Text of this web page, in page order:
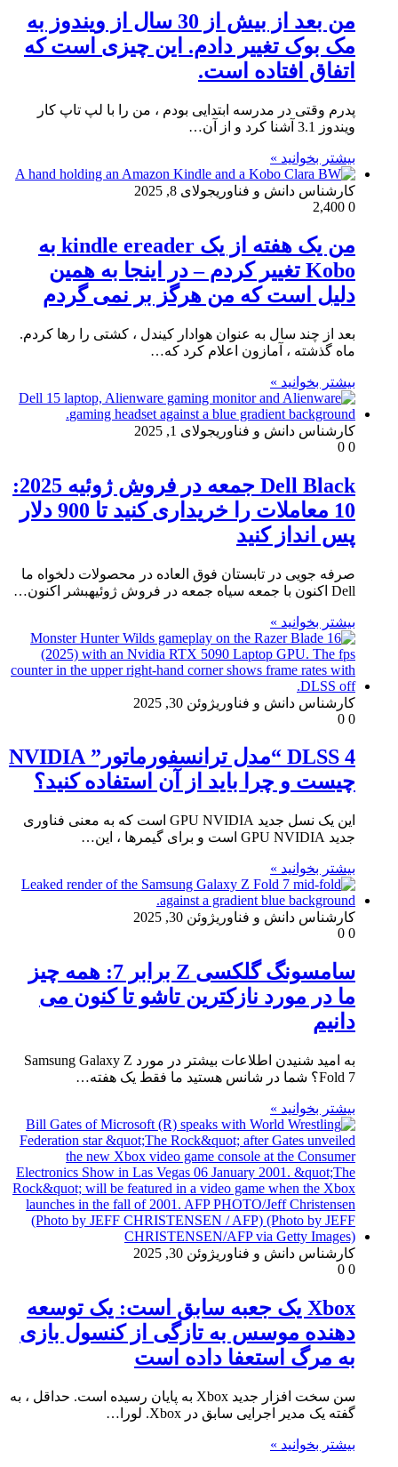
من بعد از بیش از 30 سال از ویندوز به
مک بوک تغییر دادم. این چیزی است که
اتفاق افتاده است.
پدرم وقتی در مدرسه ابتدایی بودم ، من را با لپ تاپ کار
ویندوز 3.1 آشنا کرد و از آن…
بیشتر بخوانید »
کارشناس دانش و فناوریجولای 8, 2025
0
من یک هفته از یک kindle ereader به
Kobo تغییر کردم – در اینجا به همین
دلیل است که من هرگز بر نمی گردم
بعد از چند سال به عنوان هوادار کیندل ، کشتی را رها کردم.
ماه گذشته ، آمازون اعلام کرد که…
بیشتر بخوانید »
کارشناس دانش و فناوریجولای 1, 2025
0
Dell Black جمعه در فروش ژوئیه 2025:
10 معاملات را خریداری کنید تا 900 دلار
پس انداز کنید
صرفه جویی در تابستان فوق العاده در محصولات دلخواه ما
Dell اکنون با جمعه سیاه جمعه در فروش ژوئیهبشر اکنون…
بیشتر بخوانید »
کارشناس دانش و فناوریژوئن 30, 2025
0
DLSS 4 “مدل ترانسفورماتور” NVIDIA
چیست و چرا باید از آن استفاده کنید؟
این یک نسل جدید GPU NVIDIA است که به معنی فناوری
جدید GPU NVIDIA است و برای گیمرها ، این…
بیشتر بخوانید »
کارشناس دانش و فناوریژوئن 30, 2025
0
سامسونگ گلکسی Z برابر 7: همه چیز
ما در مورد نازکترین تاشو تا کنون می
دانیم
به امید شنیدن اطلاعات بیشتر در مورد Samsung Galaxy Z
Fold 7؟ شما در شانس هستید ما فقط یک هفته…
بیشتر بخوانید »
کارشناس دانش و فناوریژوئن 30, 2025
0
Xbox یک جعبه سابق است: یک توسعه
دهنده موسس به تازگی از کنسول بازی
به مرگ استعفا داده است
سن سخت افزار جدید Xbox به پایان رسیده است. حداقل ، به
گفته یک مدیر اجرایی سابق در Xbox. لورا…
بیشتر بخوانید »